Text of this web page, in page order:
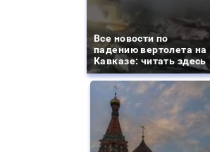
Все новости по
падению вертолета на
Кавказе: читать здесь